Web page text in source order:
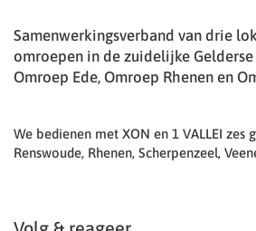
Samenwerkingsverband van drie
omroepen in de zuidelijke Gelderse
Omroep Ede, Omroep Rhenen en
We bedienen met XON en 1 VALLEI zes
Renswoude, Rhenen, Scherpenzeel,